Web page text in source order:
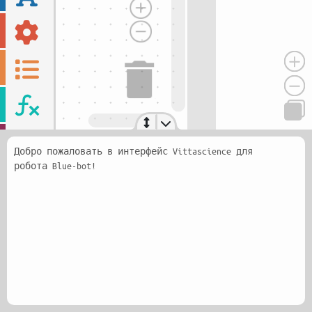
Добро пожаловать в интерфейс Vittascience для
робота Blue-bot!